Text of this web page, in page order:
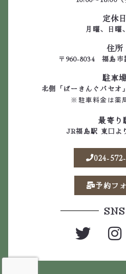
定休日
月曜、日曜
住所
〒960-8034 福島市
駐車
北側「ぱーきんぐパセオ
※駐車料金は薬
最寄り
JR福島駅 東口よ
024-
予約フ
SNS